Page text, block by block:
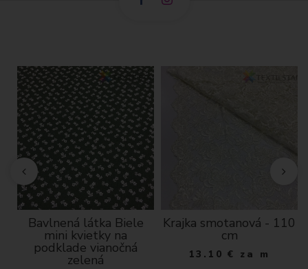
Bavlnená látka Biele
mini kvietky na
podklade vianočná
zelená
Krajka smotanová - 110
cm
13.10 € za m